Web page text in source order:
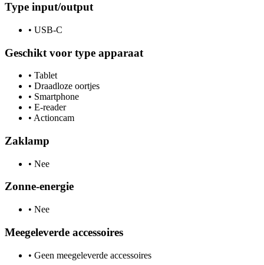
Type input/output
• USB-C
Geschikt voor type apparaat
• Tablet
• Draadloze oortjes
• Smartphone
• E-reader
• Actioncam
Zaklamp
• Nee
Zonne-energie
• Nee
Meegeleverde accessoires
• Geen meegeleverde accessoires